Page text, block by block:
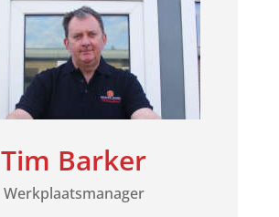
Tim Barker
Werkplaatsmanager